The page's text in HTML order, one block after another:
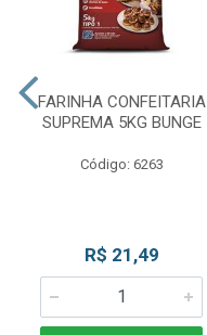
FARINHA CONFEITARIA
SUPREMA 5KG BUNGE
Código: 6263
R$ 21,49